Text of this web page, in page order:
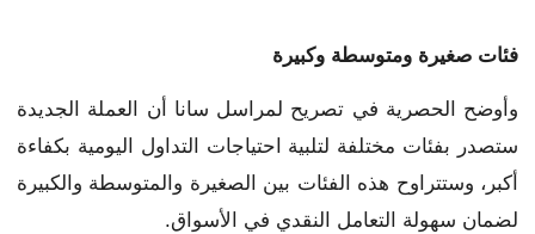
فئات صغيرة ومتوسطة وكبيرة
وأوضح الحصرية في تصريح لمراسل سانا أن العملة الجديدة
ستصدر بفئات مختلفة لتلبية احتياجات التداول اليومية بكفاءة
أكبر، وستتراوح هذه الفئات بين الصغيرة والمتوسطة والكبيرة
لضمان سهولة التعامل النقدي في الأسواق.